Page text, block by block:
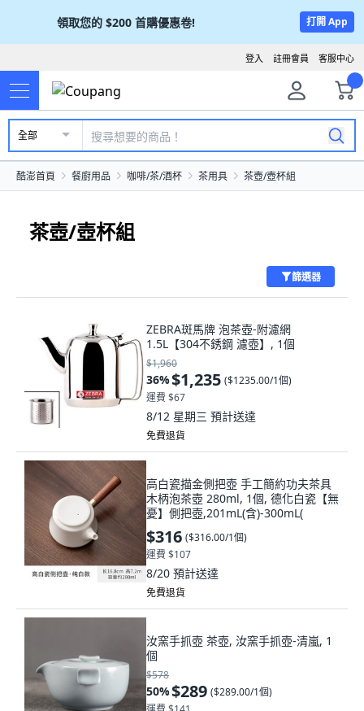
領取您的 $200 首購優惠卷! 打開 App
客服中心
註冊會員
登入
全部
酷澎首頁 餐廚用品 咖啡/茶/酒杯 茶用具 茶壺/壺杯組
茶壺/壺杯組
篩選器
ZEBRA斑馬牌 泡茶壺-附濾網
1.5L【304不銹鋼 濾壺】, 1個
$1,960
36%$1,235 ($1235.00/1個)
運費 $67
8/12 星期三 預計送達
免費退貨
高白瓷描金側把壺 手工簡約功夫茶具
木柄泡茶壺 280ml, 1個, 德化白瓷【無
憂】側把壺,201mL(含)-300mL(
$316 ($316.00/1個)
運費 $107
8/20 預計送達
免費退貨
汝窯手抓壺 茶壺, 汝窯手抓壺-清嵐, 1
個
$578
50%$289 ($289.00/1個)